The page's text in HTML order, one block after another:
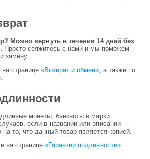
Можно вернуть в течение 14 дней без
Просто свяжитесь с нами и мы поможем
замену.
странице «Возврат и обмен», а также по
монеты, банкноты и марки
если в названии или описании
на то, что данный товар является копией.
на странице «Гарантии подлинности».